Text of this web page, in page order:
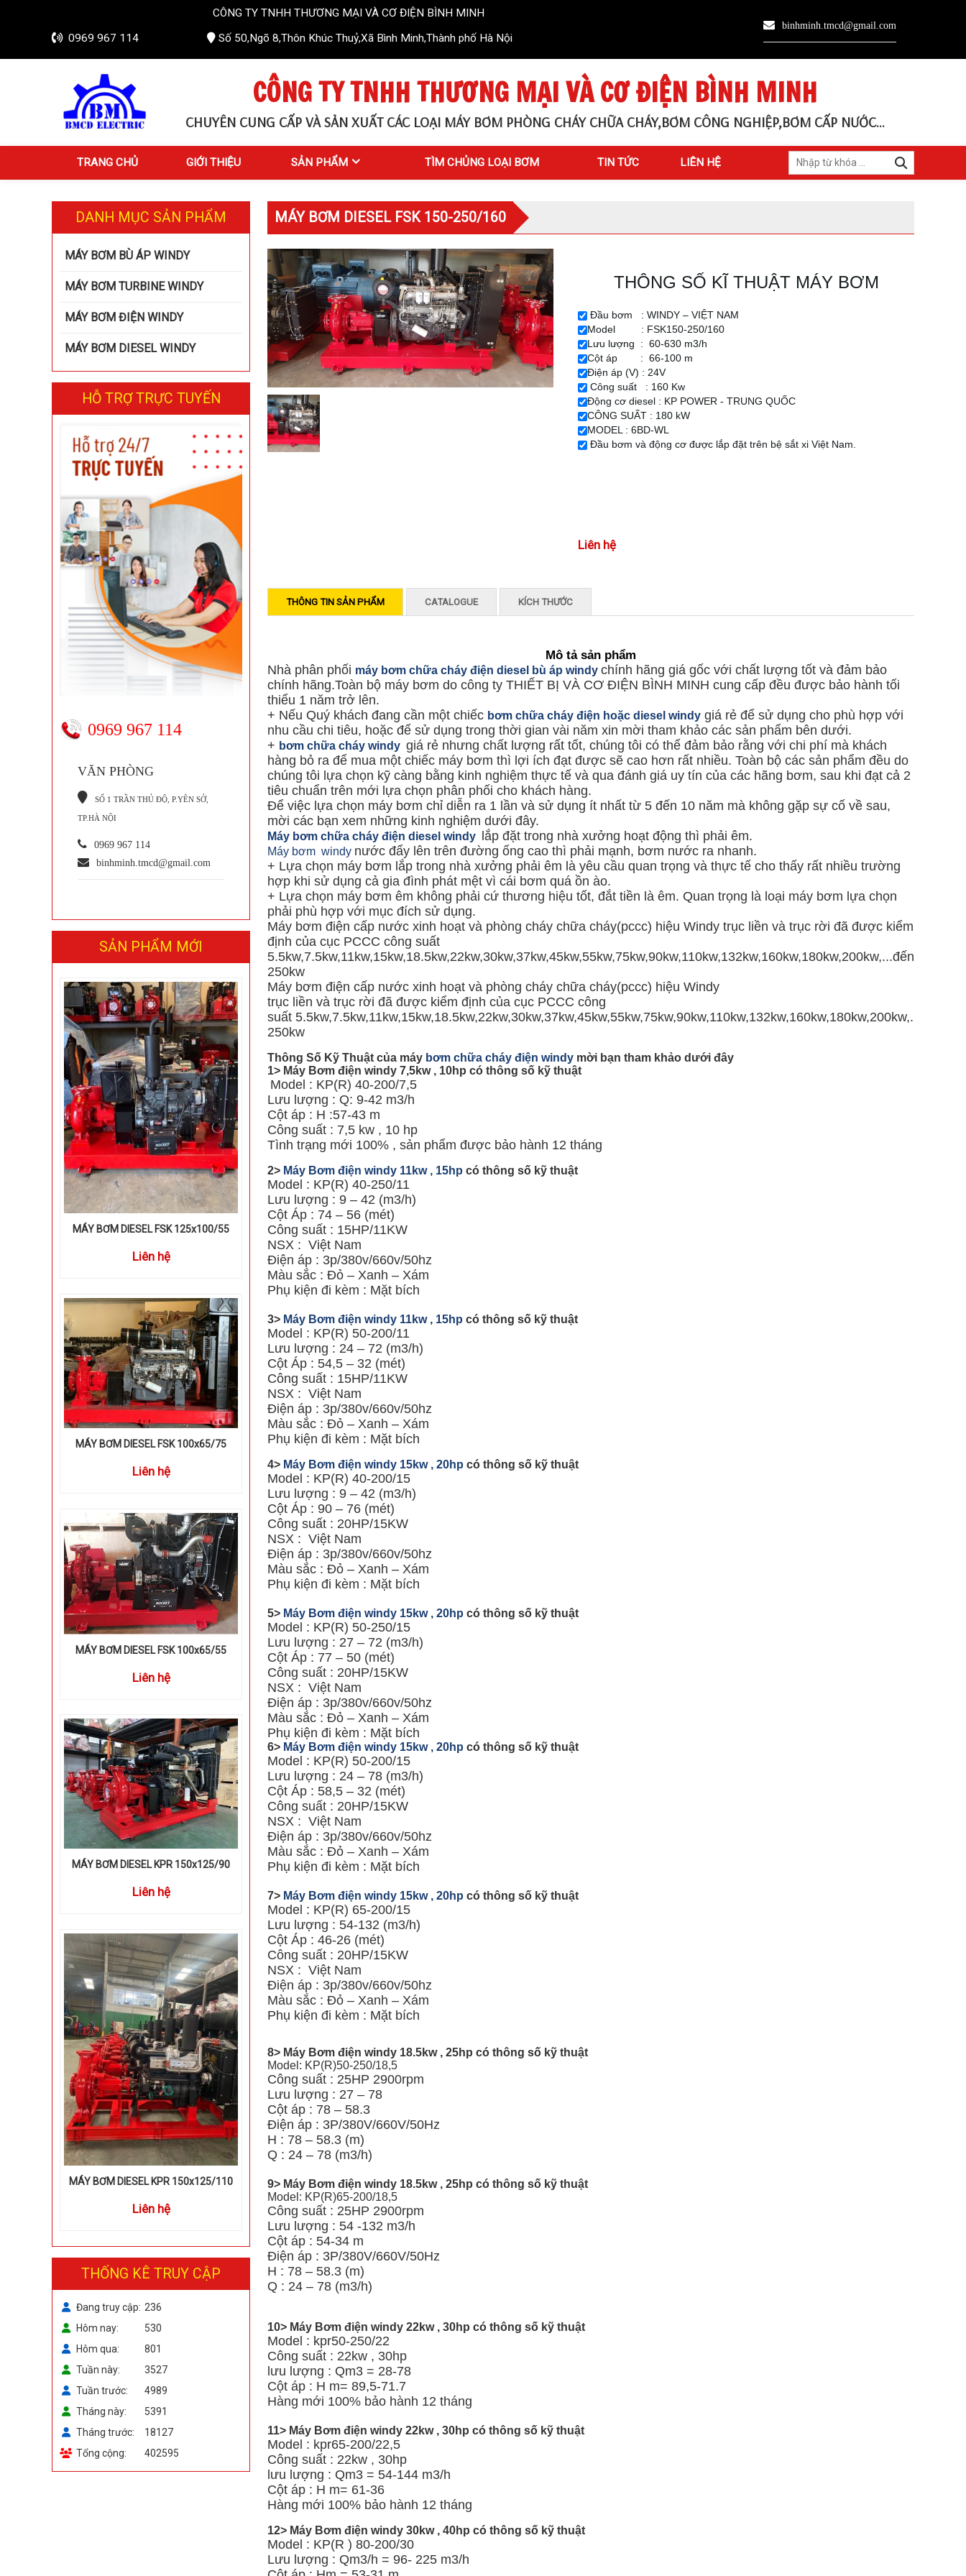
CÔNG TY TNHH THƯƠNG MẠI VÀ CƠ ĐIỆN BÌNH MINH
0969 967 114
Số 50,Ngõ 8,Thôn Khúc Thuỷ,Xã Bình Minh,Thành phố Hà Nội
binhminh.tmcd@gmail.com
CÔNG TY TNHH THƯƠNG MẠI VÀ CƠ ĐIỆN BÌNH MINH
CHUYÊN CUNG CẤP VÀ SẢN XUẤT CÁC LOẠI MÁY BƠM PHÒNG CHÁY CHỮA CHÁY,BƠM CÔNG NGHIỆP,BƠM CẤP NƯỚC...
TRANG CHỦ GIỚI THIỆU SẢN PHẨM TÌM CHỦNG LOẠI BƠM TIN TỨC LIÊN HỆ
DANH MỤC SẢN PHẨM
MÁY BƠM BÙ ÁP WINDY
MÁY BƠM TURBINE WINDY
MÁY BƠM ĐIỆN WINDY
MÁY BƠM DIESEL WINDY
HỖ TRỢ TRỰC TUYẾN
0969 967 114
VĂN PHÒNG
SỐ 1 TRẦN THỦ ĐỘ, P.YÊN SỞ,
TP.HÀ NỘI
0969 967 114
binhminh.tmcd@gmail.com
SẢN PHẨM MỚI
MÁY BƠM DIESEL FSK 125x100/55
Liên hệ
MÁY BƠM DIESEL FSK 100x65/75
Liên hệ
MÁY BƠM DIESEL FSK 100x65/55
Liên hệ
MÁY BƠM DIESEL KPR 150x125/90
Liên hệ
MÁY BƠM DIESEL KPR 150x125/110
Liên hệ
THỐNG KÊ TRUY CẬP
Đang truy cập
236
Hôm nay
530
Hôm qua
801
Tuần này
3527
Tuần trước
4989
Tháng này
5391
Tháng trước
18127
Tổng cộng
402595
MÁY BƠM DIESEL FSK 150-250/160
THÔNG SỐ KĨ THUẬT MÁY BƠM
Đầu bơm : WINDY – VIỆT NAM
Model : FSK150-250/160
Lưu lượng : 60-630 m3/h
Cột áp : 66-100 m
Điện áp (V) : 24V
Công suất : 160 Kw
Động cơ diesel : KP POWER - TRUNG QUỐC
CÔNG SUẤT : 180 kW
MODEL : 6BD-WL
Đầu bơm và động cơ được lắp đặt trên bệ sắt xi Việt Nam.
Liên hệ
THÔNG TIN SẢN PHẨM CATALOGUE KÍCH THƯỚC
Mô tả sản phẩm
Nhà phân phối máy bơm chữa cháy điện diesel bù áp windy chính hãng giá gốc với chất lượng tốt và đảm bảo
chính hãng.Toàn bộ máy bơm do công ty THIẾT BỊ VÀ CƠ ĐIỆN BÌNH MINH cung cấp đều được bảo hành tối
thiểu 1 năm trở lên.
+ Nếu Quý khách đang cần một chiếc bơm chữa cháy điện hoặc diesel windy giá rẻ để sử dụng cho phù hợp với
nhu cầu chi tiêu, hoặc để sử dụng trong thời gian vài năm xin mời tham khảo các sản phẩm bên dưới.
+ bơm chữa cháy windy giá rẻ nhưng chất lượng rất tốt, chúng tôi có thể đảm bảo rằng với chi phí mà khách
hàng bỏ ra để mua một chiếc máy bơm thì lợi ích đạt được sẽ cao hơn rất nhiều. Toàn bộ các sản phẩm đều do
chúng tôi lựa chọn kỹ càng bằng kinh nghiệm thực tế và qua đánh giá uy tín của các hãng bơm, sau khi đạt cả 2
tiêu chuẩn trên mới lựa chọn phân phối cho khách hàng.
Để việc lựa chọn máy bơm chỉ diễn ra 1 lần và sử dụng ít nhất từ 5 đến 10 năm mà không gặp sự cố về sau,
mời các bạn xem những kinh nghiệm dưới đây.
Máy bơm chữa cháy điện diesel windy lắp đặt trong nhà xưởng hoạt động thì phải êm.
Máy bơm windy nước đẩy lên trên đường ống cao thì phải mạnh, bơm nước ra nhanh.
+ Lựa chọn máy bơm lắp trong nhà xưởng phải êm là yêu cầu quan trọng và thực tế cho thấy rất nhiều trường
hợp khi sử dụng cả gia đình phát mệt vì cái bơm quá ồn ào.
+ Lựa chọn máy bơm êm không phải cứ thương hiệu tốt, đắt tiền là êm. Quan trọng là loại máy bơm lựa chọn
phải phù hợp với mục đích sử dụng.
Máy bơm điện cấp nước xinh hoạt và phòng cháy chữa cháy(pccc) hiệu Windy trục liền và trục rời đã được kiểm
định của cục PCCC công suất
5.5kw,7.5kw,11kw,15kw,18.5kw,22kw,30kw,37kw,45kw,55kw,75kw,90kw,110kw,132kw,160kw,180kw,200kw,...đến
250kw
Máy bơm điện cấp nước xinh hoạt và phòng cháy chữa cháy(pccc) hiệu Windy
trục liền và trục rời đã được kiểm định của cục PCCC công
suất 5.5kw,7.5kw,11kw,15kw,18.5kw,22kw,30kw,37kw,45kw,55kw,75kw,90kw,110kw,132kw,160kw,180kw,200kw,...đến
250kw
Thông Số Kỹ Thuật của máy bơm chữa cháy điện windy mời bạn tham khảo dưới đây
1> Máy Bơm điện windy 7,5kw , 10hp có thông số kỹ thuật
Model : KP(R) 40-200/7,5
Lưu lượng : Q: 9-42 m3/h
Cột áp : H :57-43 m
Công suất : 7,5 kw , 10 hp
Tình trạng mới 100% , sản phẩm được bảo hành 12 tháng
2> Máy Bơm điện windy 11kw , 15hp có thông số kỹ thuật
Model : KP(R) 40-250/11
Lưu lượng : 9 – 42 (m3/h)
Cột Áp : 74 – 56 (mét)
Công suất : 15HP/11KW
NSX : Việt Nam
Điện áp : 3p/380v/660v/50hz
Màu sắc : Đỏ – Xanh – Xám
Phụ kiện đi kèm : Mặt bích
3> Máy Bơm điện windy 11kw , 15hp có thông số kỹ thuật
Model : KP(R) 50-200/11
Lưu lượng : 24 – 72 (m3/h)
Cột Áp : 54,5 – 32 (mét)
Công suất : 15HP/11KW
NSX : Việt Nam
Điện áp : 3p/380v/660v/50hz
Màu sắc : Đỏ – Xanh – Xám
Phụ kiện đi kèm : Mặt bích
4> Máy Bơm điện windy 15kw , 20hp có thông số kỹ thuật
Model : KP(R) 40-200/15
Lưu lượng : 9 – 42 (m3/h)
Cột Áp : 90 – 76 (mét)
Công suất : 20HP/15KW
NSX : Việt Nam
Điện áp : 3p/380v/660v/50hz
Màu sắc : Đỏ – Xanh – Xám
Phụ kiện đi kèm : Mặt bích
5> Máy Bơm điện windy 15kw , 20hp có thông số kỹ thuật
Model : KP(R) 50-250/15
Lưu lượng : 27 – 72 (m3/h)
Cột Áp : 77 – 50 (mét)
Công suất : 20HP/15KW
NSX : Việt Nam
Điện áp : 3p/380v/660v/50hz
Màu sắc : Đỏ – Xanh – Xám
Phụ kiện đi kèm : Mặt bích
6> Máy Bơm điện windy 15kw , 20hp có thông số kỹ thuật
Model : KP(R) 50-200/15
Lưu lượng : 24 – 78 (m3/h)
Cột Áp : 58,5 – 32 (mét)
Công suất : 20HP/15KW
NSX : Việt Nam
Điện áp : 3p/380v/660v/50hz
Màu sắc : Đỏ – Xanh – Xám
Phụ kiện đi kèm : Mặt bích
7> Máy Bơm điện windy 15kw , 20hp có thông số kỹ thuật
Model : KP(R) 65-200/15
Lưu lượng : 54-132 (m3/h)
Cột Áp : 46-26 (mét)
Công suất : 20HP/15KW
NSX : Việt Nam
Điện áp : 3p/380v/660v/50hz
Màu sắc : Đỏ – Xanh – Xám
Phụ kiện đi kèm : Mặt bích
8> Máy Bơm điện windy 18.5kw , 25hp có thông số kỹ thuật
Model: KP(R)50-250/18,5
Công suất : 25HP 2900rpm
Lưu lượng : 27 – 78
Cột áp : 78 – 58.3
Điện áp : 3P/380V/660V/50Hz
H : 78 – 58.3 (m)
Q : 24 – 78 (m3/h)
9> Máy Bơm điện windy 18.5kw , 25hp có thông số kỹ thuật
Model: KP(R)65-200/18,5
Công suất : 25HP 2900rpm
Lưu lượng : 54 -132 m3/h
Cột áp : 54-34 m
Điện áp : 3P/380V/660V/50Hz
H : 78 – 58.3 (m)
Q : 24 – 78 (m3/h)
10> Máy Bơm điện windy 22kw , 30hp có thông số kỹ thuật
Model : kpr50-250/22
Công suất : 22kw , 30hp
lưu lượng : Qm3 = 28-78
Cột áp : H m= 89,5-71.7
Hàng mới 100% bảo hành 12 tháng
11> Máy Bơm điện windy 22kw , 30hp có thông số kỹ thuật
Model : kpr65-200/22,5
Công suất : 22kw , 30hp
lưu lượng : Qm3 = 54-144 m3/h
Cột áp : H m= 61-36
Hàng mới 100% bảo hành 12 tháng
12> Máy Bơm điện windy 30kw , 40hp có thông số kỹ thuật
Model : KP(R ) 80-200/30
Lưu lượng : Qm3/h = 96- 225 m3/h